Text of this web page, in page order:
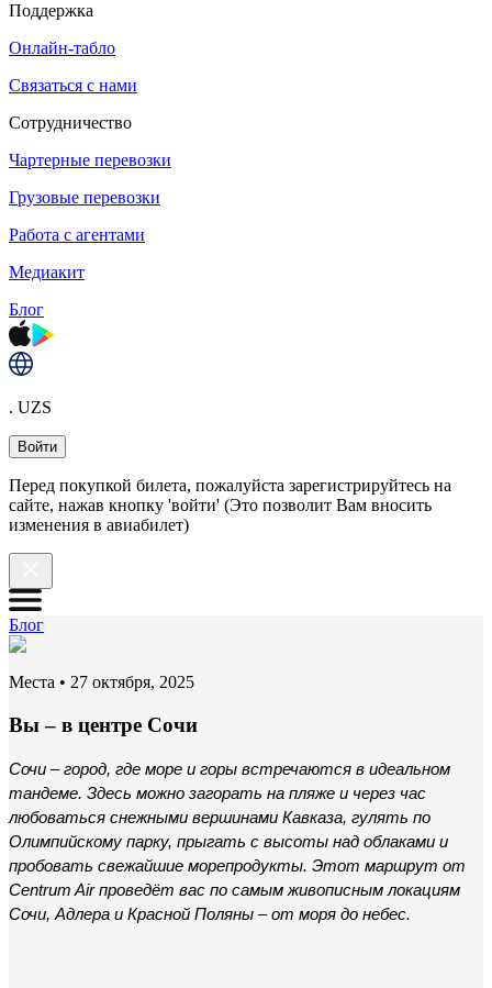
Поддержка
Онлайн-табло
Связаться с нами
Сотрудничество
Чартерные перевозки
Грузовые перевозки
Работа с агентами
Медиакит
Блог
. UZS
Войти
Перед покупкой билета, пожалуйста зарегистрируйтесь на
сайте, нажав кнопку 'войти' (Это позволит Вам вносить
изменения в авиабилет)
Блог
Места • 27 октября, 2025
Вы – в центре Сочи
Сочи – город, где море и горы встречаются в идеальном
тандеме. Здесь можно загорать на пляже и через час
любоваться снежными вершинами Кавказа, гулять по
Олимпийскому парку, прыгать с высоты над облаками и
пробовать свежайшие морепродукты. Этот маршрут от
Centrum Air проведёт вас по самым живописным локациям
Сочи, Адлера и Красной Поляны – от моря до небес.